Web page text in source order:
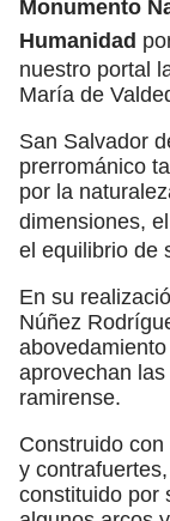
Monumento
Humanidad
nuestro portal
María de
San Salvador
prerrománico
por la
dimensiones,
el equilibrio de
En su
Núñez
aprovechan
ramirense.
Construido
y
constituido por